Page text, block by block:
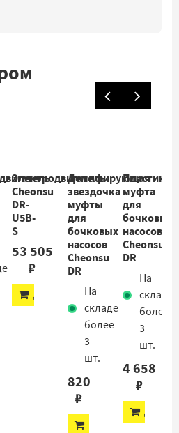
Электродвигатель
Cheonsu
DR-
U5B-
S
53 505
₽
ДОБАВИТЬ
Демпфирующая
звездочка
муфты
для
бочковых
насосов
Cheonsu
DR
На
складе
более
3
шт.
820
₽
ДОБАВИТЬ
муфта
для
бочковых
насосов
Cheonsu
DR
На
складе
более
3
шт.
4 658
₽